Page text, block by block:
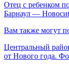
Отец с ребенком
Барнаул —
Вам также могут
Центральный
от Нового года.